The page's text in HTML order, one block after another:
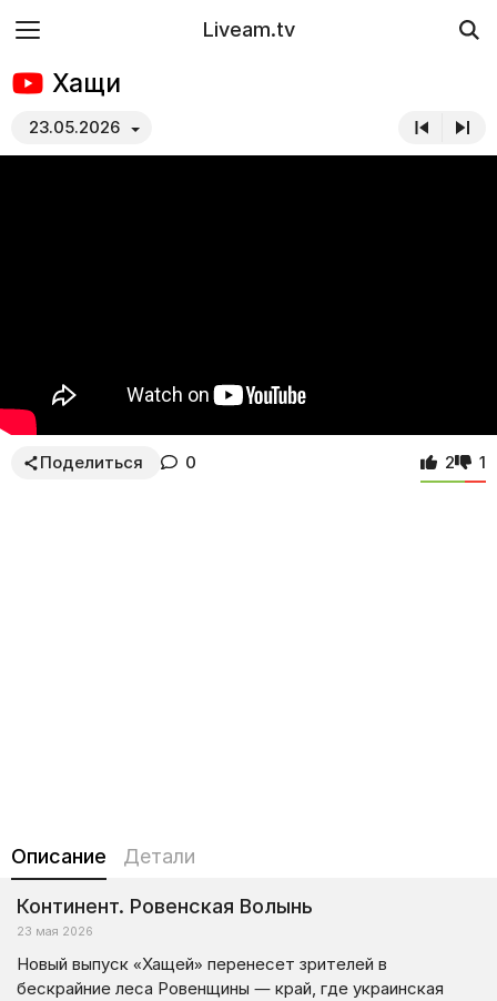
Liveam.tv
Хащи
23.05.2026
Поделиться 0 2 1
Описание Детали
Континент. Ровенская Волынь
23 мая 2026
Новый выпуск «Хащей» перенесет зрителей в
бескрайние леса Ровенщины — край, где украинская